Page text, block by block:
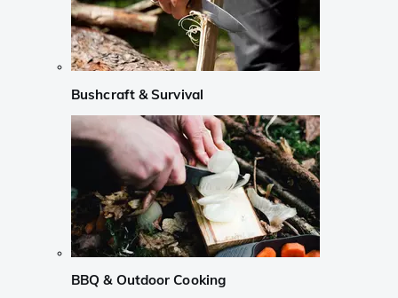
Bushcraft & Survival
BBQ & Outdoor Cooking